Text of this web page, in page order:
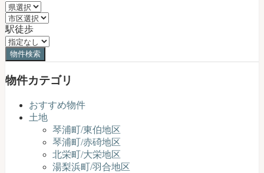
駅徒歩
物件カテゴリ
おすすめ物件
土地
琴浦町/東伯地区
琴浦町/赤碕地区
北栄町/大栄地区
湯梨浜町/羽合地区